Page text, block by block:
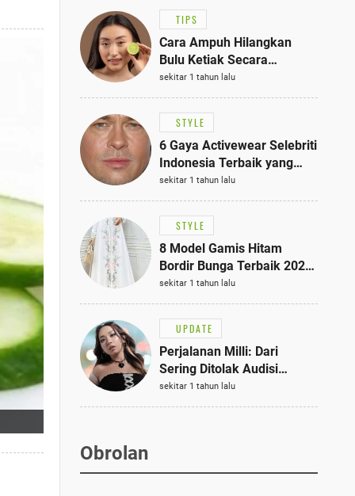
Kaftan Cokelat
TIPS
Cara Ampuh Hilangkan
Bulu Ketiak Secara
Permanen dalam 5
Langkah Sederhana
sekitar 1 tahun lalu
STYLE
6 Gaya Activewear Selebriti
Indonesia Terbaik yang
Bisa Jadi Inspirasi
Fashionmu
sekitar 1 tahun lalu
STYLE
8 Model Gamis Hitam
Bordir Bunga Terbaik 2025,
Stylish untuk Hangout
hingga Acara Semi-Formal
sekitar 1 tahun lalu
UPDATE
Perjalanan Milli: Dari
Sering Ditolak Audisi
hingga Menjadi Rapper Top
10 Thailand
sekitar 1 tahun lalu
Obrolan